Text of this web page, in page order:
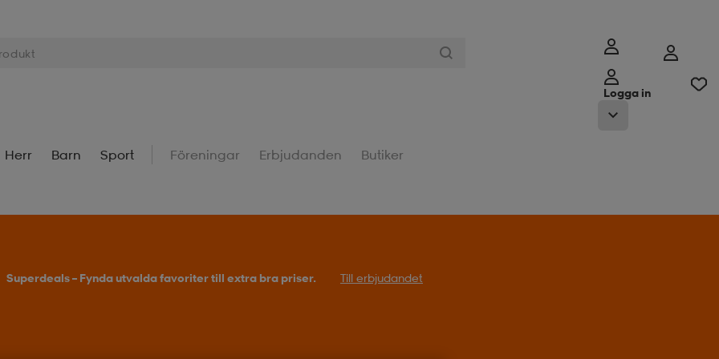
Logga in
Herr Barn Sport Föreningar Erbjudanden Butiker
Superdeals – Fynda utvalda favoriter till extra bra priser. Till erbjudandet